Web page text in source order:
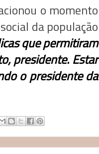
o momento
da população
que permitiram
presidente. Estar
o presidente da